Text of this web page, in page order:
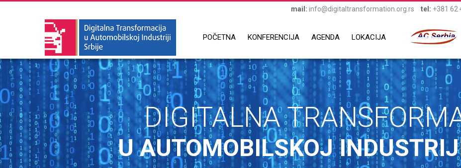
mail: info@digitaltransformation.org.rs tel: +381 62
POČETNA KONFERENCIJA AGENDA LOKACIJA
DIGITALNA
U AUTOMOBILSKOJ